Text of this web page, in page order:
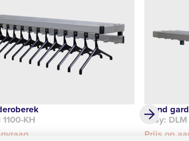
KH
Wand
Easy: DLM
Prijs op